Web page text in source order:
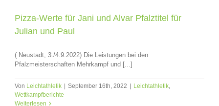
Pizza-Werte für Jani und Alvar Pfalztitel für
Julian und Paul
( Neustadt, 3./4.9.2022) Die Leistungen bei den
Pfalzmeisterschaften Mehrkampf und [...]
Von Leichtathletik September 16th, 2022 Leichtathletik,
Wettkampfberichte
Weiterlesen